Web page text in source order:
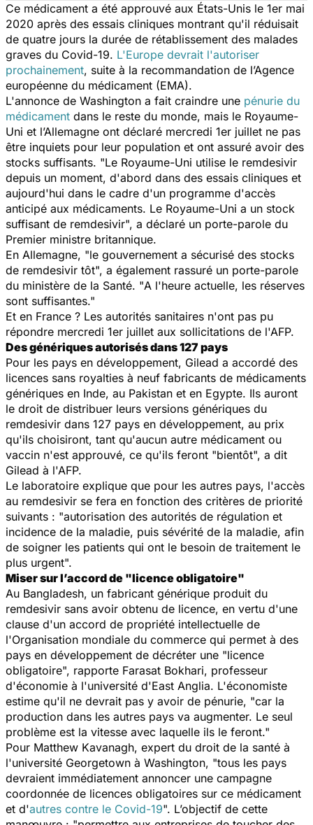
Ce médicament a été approuvé aux États-Unis le 1er mai
2020 après des essais cliniques montrant qu'il réduisait
de quatre jours la durée de rétablissement des malades
graves du Covid-19. L'Europe devrait l'autoriser
prochainement, suite à la recommandation de l’Agence
européenne du médicament (EMA).
L'annonce de Washington a fait craindre une pénurie du
médicament dans le reste du monde, mais le Royaume-
Uni et l’Allemagne ont déclaré mercredi 1er juillet ne pas
être inquiets pour leur population et ont assuré avoir des
stocks suffisants. "Le Royaume-Uni utilise le remdesivir
depuis un moment, d'abord dans des essais cliniques et
aujourd'hui dans le cadre d'un programme d'accès
anticipé aux médicaments. Le Royaume-Uni a un stock
suffisant de remdesivir", a déclaré un porte-parole du
Premier ministre britannique.
En Allemagne, "le gouvernement a sécurisé des stocks
de remdesivir tôt", a également rassuré un porte-parole
du ministère de la Santé. "A l'heure actuelle, les réserves
sont suffisantes."
Et en France ? Les autorités sanitaires n'ont pas pu
répondre mercredi 1er juillet aux sollicitations de l'AFP.
Des génériques autorisés dans 127 pays
Pour les pays en développement, Gilead a accordé des
licences sans royalties à neuf fabricants de médicaments
génériques en Inde, au Pakistan et en Egypte. Ils auront
le droit de distribuer leurs versions génériques du
remdesivir dans 127 pays en développement, au prix
qu'ils choisiront, tant qu'aucun autre médicament ou
vaccin n'est approuvé, ce qu'ils feront "bientôt", a dit
Gilead à l'AFP.
Le laboratoire explique que pour les autres pays, l'accès
au remdesivir se fera en fonction des critères de priorité
suivants : "autorisation des autorités de régulation et
incidence de la maladie, puis sévérité de la maladie, afin
de soigner les patients qui ont le besoin de traitement le
plus urgent".
Miser sur l’accord de "licence obligatoire"
Au Bangladesh, un fabricant générique produit du
remdesivir sans avoir obtenu de licence, en vertu d'une
clause d'un accord de propriété intellectuelle de
l'Organisation mondiale du commerce qui permet à des
pays en développement de décréter une "licence
obligatoire", rapporte Farasat Bokhari, professeur
d'économie à l'université d'East Anglia. L'économiste
estime qu'il ne devrait pas y avoir de pénurie, "car la
production dans les autres pays va augmenter. Le seul
problème est la vitesse avec laquelle ils le feront."
Pour Matthew Kavanagh, expert du droit de la santé à
l'université Georgetown à Washington, "tous les pays
devraient immédiatement annoncer une campagne
coordonnée de licences obligatoires sur ce médicament
et d'autres contre le Covid-19". L’objectif de cette